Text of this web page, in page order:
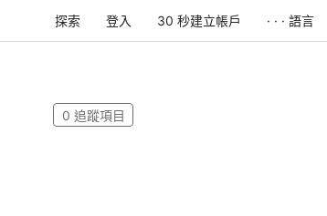
探索 登入 30 秒建立帳戶 · · · 語言
0 追蹤項目